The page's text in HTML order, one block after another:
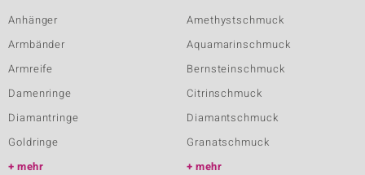
Anhänger
Armbänder
Armreife
Damenringe
Diamantringe
Goldringe
mehr
Amethystschmuck
Aquamarinschmuck
Bernsteinschmuck
Citrinschmuck
Diamantschmuck
Granatschmuck
mehr